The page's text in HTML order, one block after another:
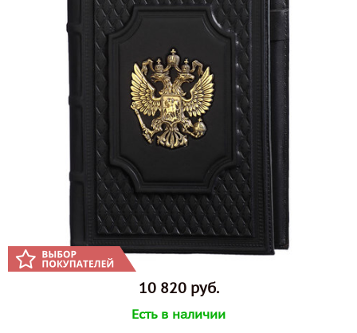
10 820 руб.
Есть в наличии